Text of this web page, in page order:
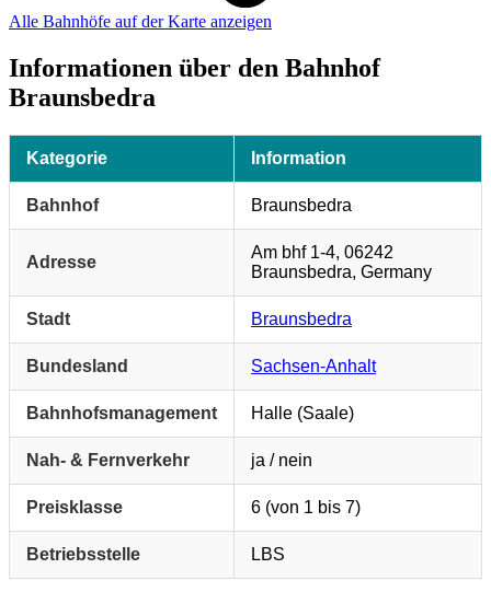
Alle Bahnhöfe auf der Karte anzeigen
Informationen über den Bahnhof
Braunsbedra
Kategorie Information
Bahnhof Braunsbedra
Adresse
Am bhf 1-4, 06242
Braunsbedra, Germany
Stadt Braunsbedra
Bundesland Sachsen-Anhalt
Bahnhofsmanagement Halle (Saale)
Nah- & Fernverkehr ja / nein
Preisklasse 6 (von 1 bis 7)
Betriebsstelle LBS